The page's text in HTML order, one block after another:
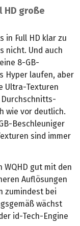
HD große
in Full HD klar zu
nicht. Und auch
8-GB-
Hyper laufen, aber
Ultra-Texturen
Durchschnitts-
wie vor deutlich.
Beschleuniger
sind immer
WQHD gut mit den
Auflösungen
zumindest bei
wächst
id-Tech-Engine